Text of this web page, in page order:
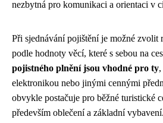
nezbytná pro komunikaci a orientaci v
Při sjednávání pojištění je možné zvolit
podle hodnoty věcí, které s sebou na
pojistného plnění jsou vhodné pro ty
elektronikou nebo jinými cennými
obvykle postačuje pro běžné turistické
především oblečení a základní vybavení.